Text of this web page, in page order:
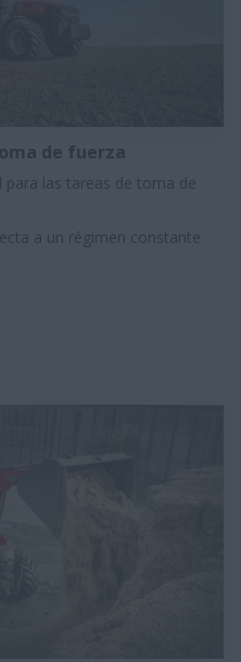
de fuerza
para las tareas de toma de
a un régimen constante